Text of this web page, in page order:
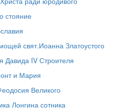
стояние
свят.Иоанна Златоустого
Давида IV Строителя
и Мария
Великого
Лонгина сотника